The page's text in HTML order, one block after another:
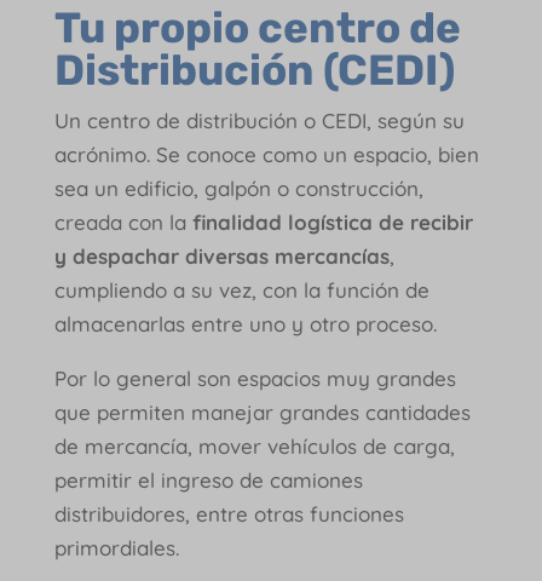
Tu propio centro de
Distribución (CEDI)
Un centro de distribución o CEDI, según su
acrónimo. Se conoce como un espacio, bien
sea un edificio, galpón o construcción,
creada con la finalidad logística de recibir
y despachar diversas mercancías,
cumpliendo a su vez, con la función de
almacenarlas entre uno y otro proceso.
Por lo general son espacios muy grandes
que permiten manejar grandes cantidades
de mercancía, mover vehículos de carga,
permitir el ingreso de camiones
distribuidores, entre otras funciones
primordiales.